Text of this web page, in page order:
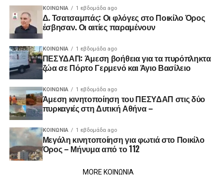
ΚΟΙΝΩΝΊΑ 1 εβδομάδα ago
Δ. Τσατσαμπάς: Οι φλόγες στο Ποικίλο Όρος
έσβησαν. Οι αιτίες παραμένουν
ΚΟΙΝΩΝΊΑ 1 εβδομάδα ago
ΠΕΣΥΔΑΠ: Άμεση βοήθεια για τα πυρόπληκτα
ζώα σε Πόρτο Γερμενό και Άγιο Βασίλειο
ΚΟΙΝΩΝΊΑ 1 εβδομάδα ago
Άμεση κινητοποίηση του ΠΕΣΥΔΑΠ στις δύο
πυρκαγιές στη Δυτική Αθήνα –
ΚΟΙΝΩΝΊΑ 1 εβδομάδα ago
Μεγάλη κινητοποίηση για φωτιά στο Ποικίλο
Όρος – Μήνυμα από το 112
MORE ΚΟΙΝΩΝΙΑ